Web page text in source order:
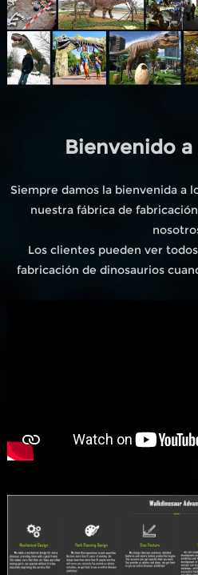
Bienvenido
Siempre damos la bienvenida a
nuestra fábrica de
Los clientes pueden ver
fabricación de dinosaurios